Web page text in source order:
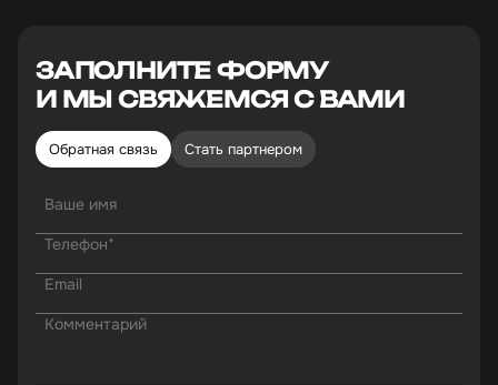
ЗАПОЛНИТЕ ФОРМУ
И МЫ СВЯЖЕМСЯ С ВАМИ
Обратная связь Стать партнером